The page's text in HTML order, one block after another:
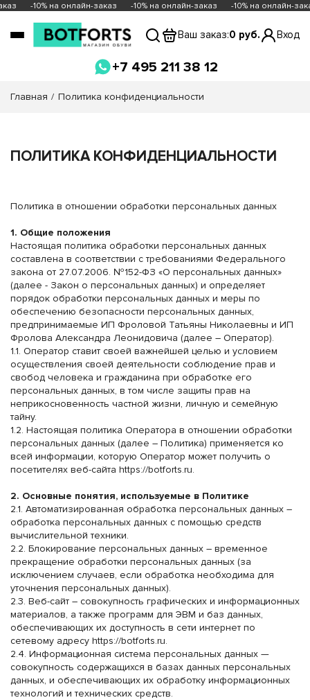
-10% на онлайн-заказ -10% на онлайн-заказ -10% на онлайн-заказ
Ваш заказ:0 руб. Вход
+7 495 211 38 12
Главная Политика конфиденциальности
ПОЛИТИКА КОНФИДЕНЦИАЛЬНОСТИ
Политика в отношении обработки персональных данных
1. Общие положения
Настоящая политика обработки персональных данных
составлена в соответствии с требованиями Федерального
закона от 27.07.2006. №152-ФЗ «О персональных данных»
(далее - Закон о персональных данных) и определяет
порядок обработки персональных данных и меры по
обеспечению безопасности персональных данных,
предпринимаемые ИП Фроловой Татьяны Николаевны и ИП
Фролова Александра Леонидовича (далее – Оператор).
1.1. Оператор ставит своей важнейшей целью и условием
осуществления своей деятельности соблюдение прав и
свобод человека и гражданина при обработке его
персональных данных, в том числе защиты прав на
неприкосновенность частной жизни, личную и семейную
тайну.
1.2. Настоящая политика Оператора в отношении обработки
персональных данных (далее – Политика) применяется ко
всей информации, которую Оператор может получить о
посетителях веб-сайта https://botforts.ru.
2. Основные понятия, используемые в Политике
2.1. Автоматизированная обработка персональных данных –
обработка персональных данных с помощью средств
вычислительной техники.
2.2. Блокирование персональных данных – временное
прекращение обработки персональных данных (за
исключением случаев, если обработка необходима для
уточнения персональных данных).
2.3. Веб-сайт – совокупность графических и информационных
материалов, а также программ для ЭВМ и баз данных,
обеспечивающих их доступность в сети интернет по
сетевому адресу https://botforts.ru.
2.4. Информационная система персональных данных —
совокупность содержащихся в базах данных персональных
данных, и обеспечивающих их обработку информационных
технологий и технических средств.